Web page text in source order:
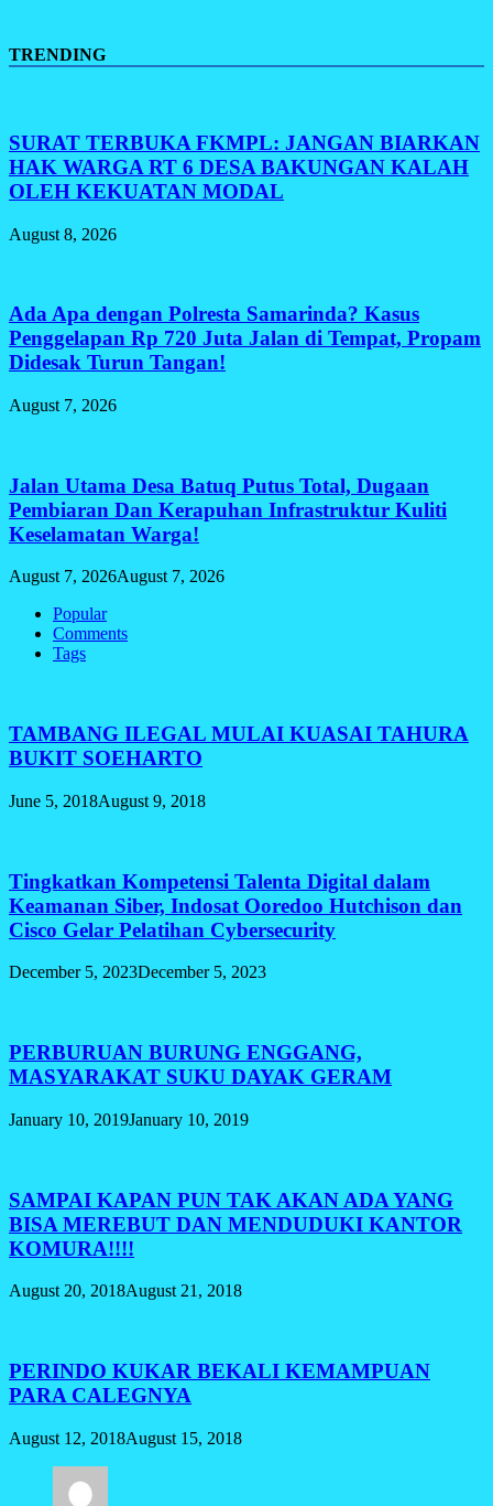
TRENDING
SURAT TERBUKA FKMPL: JANGAN BIARKAN
HAK WARGA RT 6 DESA BAKUNGAN KALAH
OLEH KEKUATAN MODAL
August 8, 2026
Ada Apa dengan Polresta Samarinda? Kasus
Penggelapan Rp 720 Juta Jalan di Tempat, Propam
Didesak Turun Tangan!
August 7, 2026
Jalan Utama Desa Batuq Putus Total, Dugaan
Pembiaran Dan Kerapuhan Infrastruktur Kuliti
Keselamatan Warga!
August 7, 2026August 7, 2026
Popular
Comments
Tags
TAMBANG ILEGAL MULAI KUASAI TAHURA
BUKIT SOEHARTO
June 5, 2018August 9, 2018
Tingkatkan Kompetensi Talenta Digital dalam
Keamanan Siber, Indosat Ooredoo Hutchison dan
Cisco Gelar Pelatihan Cybersecurity
December 5, 2023December 5, 2023
PERBURUAN BURUNG ENGGANG,
MASYARAKAT SUKU DAYAK GERAM
January 10, 2019January 10, 2019
SAMPAI KAPAN PUN TAK AKAN ADA YANG
BISA MEREBUT DAN MENDUDUKI KANTOR
KOMURA!!!!
August 20, 2018August 21, 2018
PERINDO KUKAR BEKALI KEMAMPUAN
PARA CALEGNYA
August 12, 2018August 15, 2018